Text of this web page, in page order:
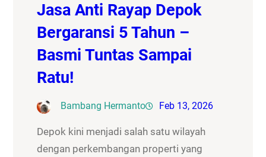
Jasa Anti Rayap Depok
Bergaransi 5 Tahun –
Basmi Tuntas Sampai
Ratu!
Bambang Hermanto Feb 13, 2026
Depok kini menjadi salah satu wilayah
dengan perkembangan properti yang